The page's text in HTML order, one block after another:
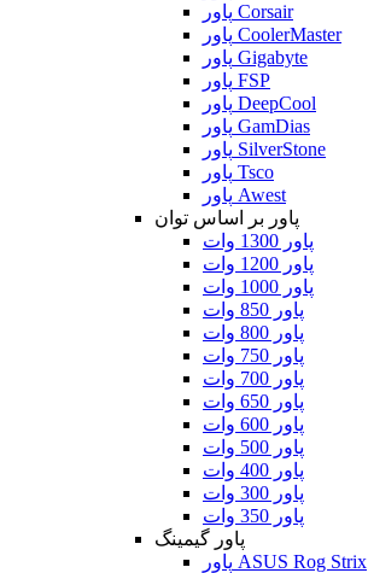
پاور Corsair
پاور CoolerMaster
پاور Gigabyte
پاور FSP
پاور DeepCool
پاور GamDias
پاور SilverStone
پاور Tsco
پاور Awest
پاور بر اساس توان
پاور 1300 وات
پاور 1200 وات
پاور 1000 وات
پاور 850 وات
پاور 800 وات
پاور 750 وات
پاور 700 وات
پاور 650 وات
پاور 600 وات
پاور 500 وات
پاور 400 وات
پاور 300 وات
پاور 350 وات
پاور گیمینگ
پاور ASUS Rog Strix